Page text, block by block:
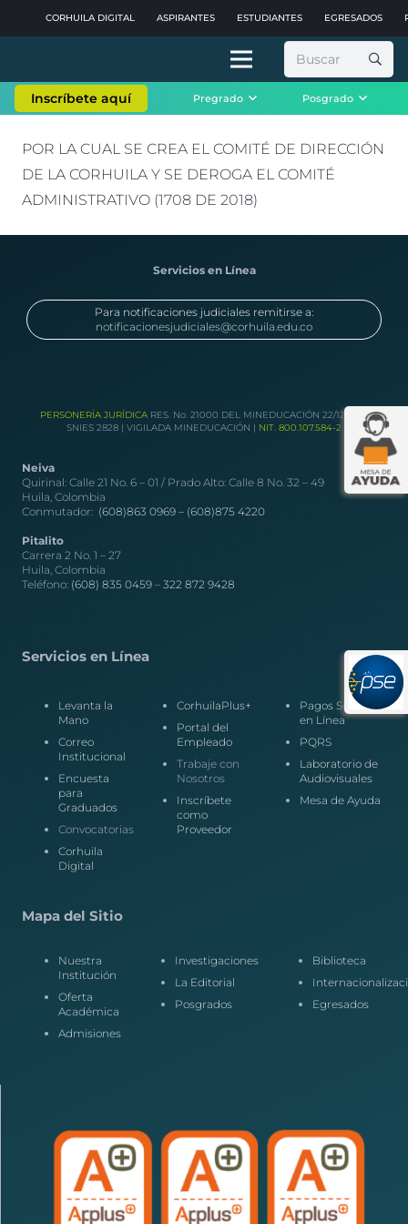
CORHUILA DIGITAL ASPIRANTES ESTUDIANTES EGRESADOS
Buscar:
Inscríbete aquí Pregrado Posgrado
POR LA CUAL SE CREA EL COMITÉ DE DIRECCIÓN
DE LA CORHUILA Y SE DEROGA EL COMITÉ
ADMINISTRATIVO (1708 DE 2018)
Servicios en Línea
Para notificaciones judiciales remitirse a:
notificacionesjudiciales@corhuila.edu.co
PERSONERÍA JURÍDICA RES. No. 21000 DEL MINEDUCACIÓN 22/12/1989
SNIES 2828 | VIGILADA MINEDUCACIÓN | NIT. 800.107.584-2
Neiva
Quirinal: Calle 21 No. 6 – 01 / Prado Alto: Calle 8 No. 32 – 49
Huila, Colombia
Conmutador: (608)863 0969 – (608)875 4220
Pitalito
Carrera 2 No. 1 – 27
Huila, Colombia
Teléfono: (608) 835 0459 – 322 872 9428
Servicios en Línea
Levanta la
Mano
Correo
Institucional
Encuesta
para
Graduados
Convocatorias
Corhuila
Digital
CorhuilaPlus+
Portal del
Empleado
Trabaje con
Nosotros
Inscríbete
como
Proveedor
Pagos Seguros
en Línea
PQRS
Laboratorio de
Audiovisuales
Mesa de Ayuda
Mapa del Sitio
Nuestra
Institución
Oferta
Académica
Admisiones
Investigaciones
La Editorial
Posgrados
Biblioteca
Egresados